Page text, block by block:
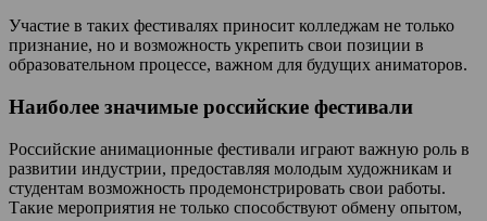
Участие в таких фестивалях приносит колледжам не только
признание, но и возможность укрепить свои позиции в
образовательном процессе, важном для будущих аниматоров.
Наиболее значимые российские фестивали
Российские анимационные фестивали играют важную роль в
развитии индустрии, предоставляя молодым художникам и
студентам возможность продемонстрировать свои работы.
Такие мероприятия не только способствуют обмену опытом,